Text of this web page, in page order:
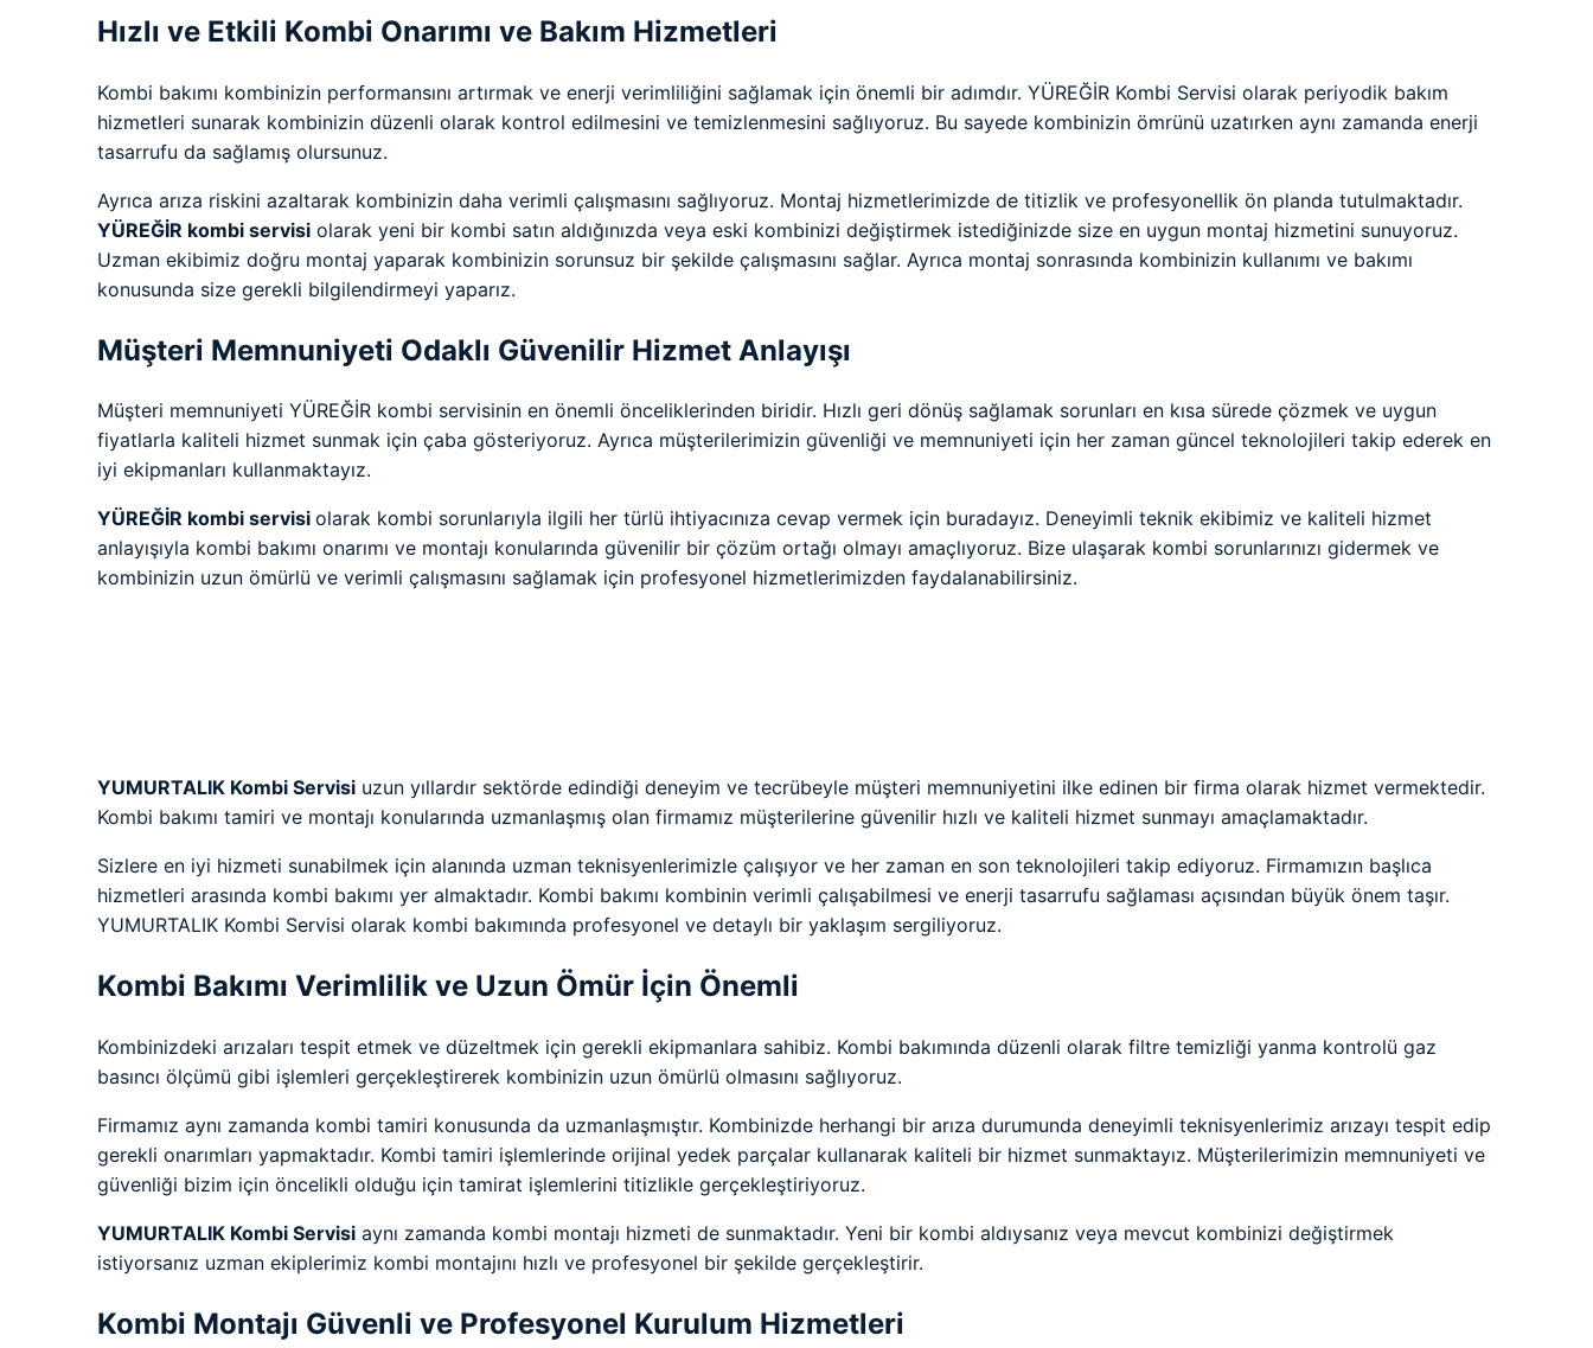
Hızlı ve Etkili Kombi Onarımı ve Bakım Hizmetleri
Kombi bakımı kombinizin performansını artırmak ve enerji verimliliğini sağlamak için önemli bir adımdır. YÜREĞİR Kombi Servisi olarak periyodik bakım
hizmetleri sunarak kombinizin düzenli olarak kontrol edilmesini ve temizlenmesini sağlıyoruz. Bu sayede kombinizin ömrünü uzatırken aynı zamanda enerji
tasarrufu da sağlamış olursunuz.
Ayrıca arıza riskini azaltarak kombinizin daha verimli çalışmasını sağlıyoruz. Montaj hizmetlerimizde de titizlik ve profesyonellik ön planda tutulmaktadır.
YÜREĞİR kombi servisi olarak yeni bir kombi satın aldığınızda veya eski kombinizi değiştirmek istediğinizde size en uygun montaj hizmetini sunuyoruz.
Uzman ekibimiz doğru montaj yaparak kombinizin sorunsuz bir şekilde çalışmasını sağlar. Ayrıca montaj sonrasında kombinizin kullanımı ve bakımı
konusunda size gerekli bilgilendirmeyi yaparız.
Müşteri Memnuniyeti Odaklı Güvenilir Hizmet Anlayışı
Müşteri memnuniyeti YÜREĞİR kombi servisinin en önemli önceliklerinden biridir. Hızlı geri dönüş sağlamak sorunları en kısa sürede çözmek ve uygun
fiyatlarla kaliteli hizmet sunmak için çaba gösteriyoruz. Ayrıca müşterilerimizin güvenliği ve memnuniyeti için her zaman güncel teknolojileri takip ederek en
iyi ekipmanları kullanmaktayız.
YÜREĞİR kombi servisi olarak kombi sorunlarıyla ilgili her türlü ihtiyacınıza cevap vermek için buradayız. Deneyimli teknik ekibimiz ve kaliteli hizmet
anlayışıyla kombi bakımı onarımı ve montajı konularında güvenilir bir çözüm ortağı olmayı amaçlıyoruz. Bize ulaşarak kombi sorunlarınızı gidermek ve
kombinizin uzun ömürlü ve verimli çalışmasını sağlamak için profesyonel hizmetlerimizden faydalanabilirsiniz.
YUMURTALIK Kombi Servisi uzun yıllardır sektörde edindiği deneyim ve tecrübeyle müşteri memnuniyetini ilke edinen bir firma olarak hizmet vermektedir.
Kombi bakımı tamiri ve montajı konularında uzmanlaşmış olan firmamız müşterilerine güvenilir hızlı ve kaliteli hizmet sunmayı amaçlamaktadır.
Sizlere en iyi hizmeti sunabilmek için alanında uzman teknisyenlerimizle çalışıyor ve her zaman en son teknolojileri takip ediyoruz. Firmamızın başlıca
hizmetleri arasında kombi bakımı yer almaktadır. Kombi bakımı kombinin verimli çalışabilmesi ve enerji tasarrufu sağlaması açısından büyük önem taşır.
YUMURTALIK Kombi Servisi olarak kombi bakımında profesyonel ve detaylı bir yaklaşım sergiliyoruz.
Kombi Bakımı Verimlilik ve Uzun Ömür İçin Önemli
Kombinizdeki arızaları tespit etmek ve düzeltmek için gerekli ekipmanlara sahibiz. Kombi bakımında düzenli olarak filtre temizliği yanma kontrolü gaz
basıncı ölçümü gibi işlemleri gerçekleştirerek kombinizin uzun ömürlü olmasını sağlıyoruz.
Firmamız aynı zamanda kombi tamiri konusunda da uzmanlaşmıştır. Kombinizde herhangi bir arıza durumunda deneyimli teknisyenlerimiz arızayı tespit edip
gerekli onarımları yapmaktadır. Kombi tamiri işlemlerinde orijinal yedek parçalar kullanarak kaliteli bir hizmet sunmaktayız. Müşterilerimizin memnuniyeti ve
güvenliği bizim için öncelikli olduğu için tamirat işlemlerini titizlikle gerçekleştiriyoruz.
YUMURTALIK Kombi Servisi aynı zamanda kombi montajı hizmeti de sunmaktadır. Yeni bir kombi aldıysanız veya mevcut kombinizi değiştirmek
istiyorsanız uzman ekiplerimiz kombi montajını hızlı ve profesyonel bir şekilde gerçekleştirir.
Kombi Montajı Güvenli ve Profesyonel Kurulum Hizmetleri